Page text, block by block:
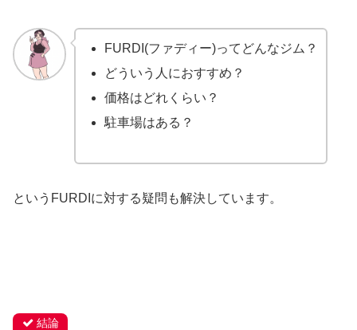
FURDI(ファディー)ってどんなジム？
どういう人におすすめ？
価格はどれくらい？
駐車場はある？
というFURDIに対する疑問も解決しています。
結論